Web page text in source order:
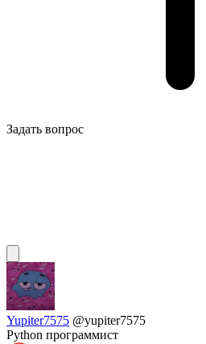
Задать вопрос
Yupiter7575 @yupiter7575
Python программист